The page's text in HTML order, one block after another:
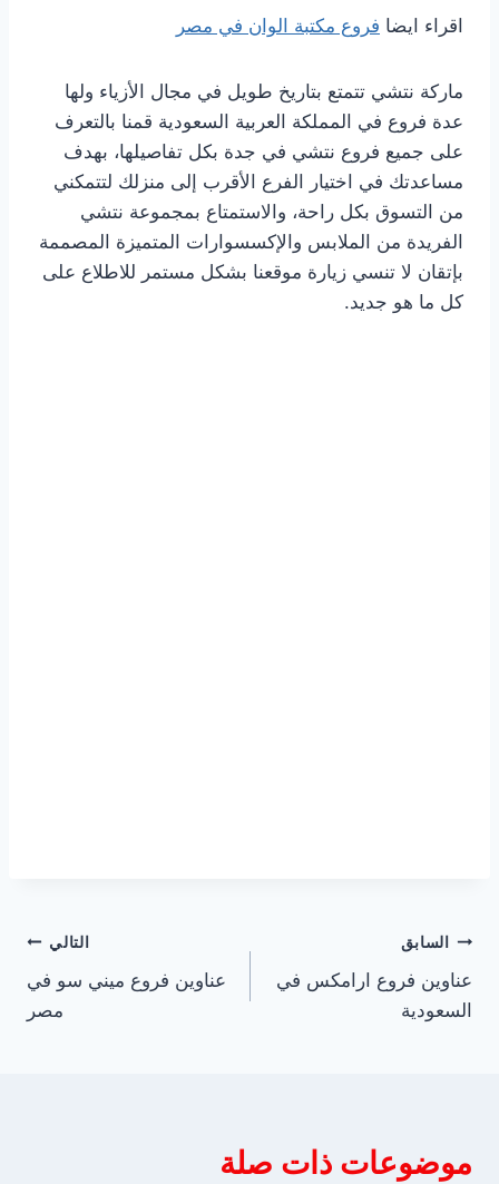
اقراء ايضا فروع مكتبة الوان في مصر
ماركة نتشي تتمتع بتاريخ طويل في مجال الأزياء ولها
عدة فروع في المملكة العربية السعودية قمنا بالتعرف
على جميع فروع نتشي في جدة بكل تفاصيلها، بهدف
مساعدتك في اختيار الفرع الأقرب إلى منزلك لتتمكني
من التسوق بكل راحة، والاستمتاع بمجموعة نتشي
الفريدة من الملابس والإكسسوارات المتميزة المصممة
بإتقان لا تنسي زيارة موقعنا بشكل مستمر للاطلاع على
كل ما هو جديد.
تصفّح
المقالات
السابق
عناوين فروع ارامكس في
السعودية
التالي
عناوين فروع ميني سو في
مصر
موضوعات ذات صلة